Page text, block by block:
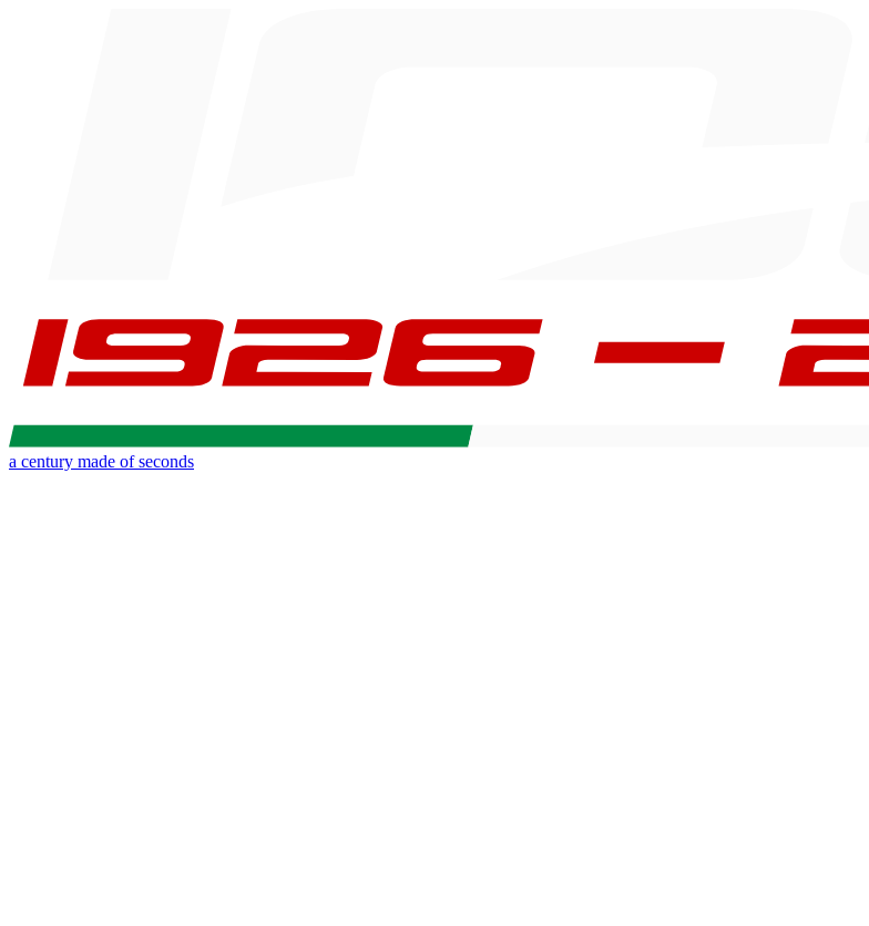
a century made of seconds